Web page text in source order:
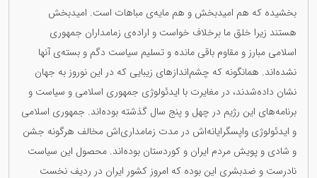
بخشیدە کە هم امیدبخش و هم مایەی مباهات است. امیدبخش
هستند زیرا خلق ما برخلاف خواست و ارادەی زمامداران جمهوری
اسلامی مبارز و مقاوم باقی ماندە و تسلیم سیاست دگم و بستەی آنها
نشدەاند. همانگونە کە چشم‌اندازهای زیبایی کە در این نوروز بە جهان
نشان دادەشدند، در مغایرت با ایدئولوژی جمهوری اسلامی و سیاست و
برنامەهای این رژیم در چهل و پنج سال گذشتە بودەاند. جمهوری اسلامی
و ایدئولوژی واپسگرایانەاش در مدت زمامداری‌اش مخالف هرگونە جشن
و شادی و پویش مردم ایران و کوردستان بودەاند. محصول این سیاست
نادرست و ضدبشری این بودە کە امروز کشور ایران در ردیف نخست